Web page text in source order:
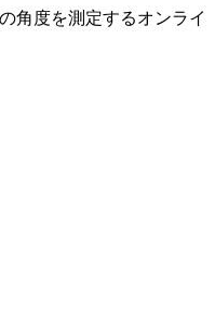
角度を測定するオンライ